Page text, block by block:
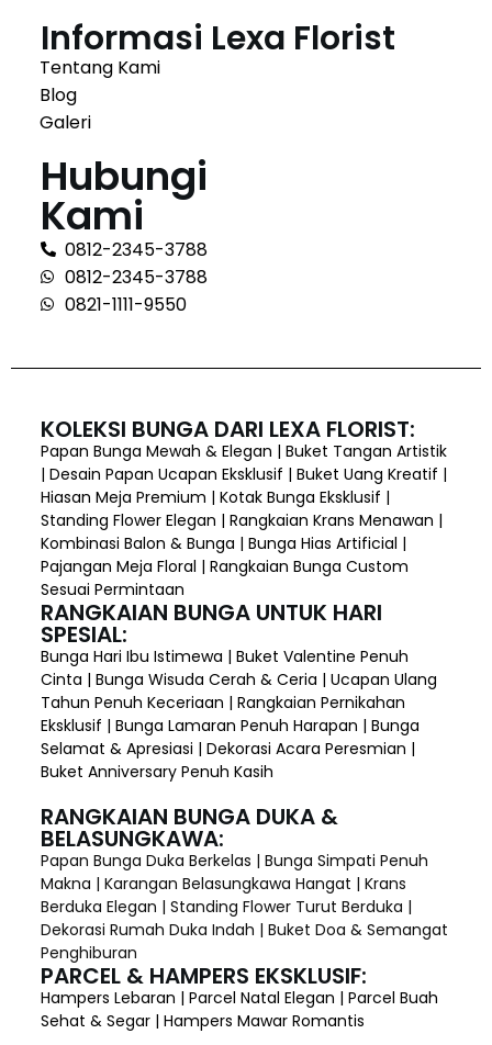
Informasi Lexa Florist
Tentang Kami
Blog
Galeri
Hubungi
Kami
0812-2345-3788
0812-2345-3788
0821-1111-9550
KOLEKSI BUNGA DARI LEXA FLORIST:
Papan Bunga Mewah & Elegan | Buket Tangan Artistik
| Desain Papan Ucapan Eksklusif | Buket Uang Kreatif |
Hiasan Meja Premium | Kotak Bunga Eksklusif |
Standing Flower Elegan | Rangkaian Krans Menawan |
Kombinasi Balon & Bunga | Bunga Hias Artificial |
Pajangan Meja Floral | Rangkaian Bunga Custom
Sesuai Permintaan
RANGKAIAN BUNGA UNTUK HARI
SPESIAL:
Bunga Hari Ibu Istimewa | Buket Valentine Penuh
Cinta | Bunga Wisuda Cerah & Ceria | Ucapan Ulang
Tahun Penuh Keceriaan | Rangkaian Pernikahan
Eksklusif | Bunga Lamaran Penuh Harapan | Bunga
Selamat & Apresiasi | Dekorasi Acara Peresmian |
Buket Anniversary Penuh Kasih
RANGKAIAN BUNGA DUKA &
BELASUNGKAWA:
Papan Bunga Duka Berkelas | Bunga Simpati Penuh
Makna | Karangan Belasungkawa Hangat | Krans
Berduka Elegan | Standing Flower Turut Berduka |
Dekorasi Rumah Duka Indah | Buket Doa & Semangat
Penghiburan
PARCEL & HAMPERS EKSKLUSIF:
Hampers Lebaran | Parcel Natal Elegan | Parcel Buah
Sehat & Segar | Hampers Mawar Romantis